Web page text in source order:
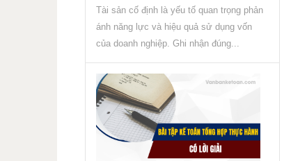
Tài sản cố định là yếu tố quan trọng phản
ánh năng lực và hiệu quả sử dụng vốn
của doanh nghiệp. Ghi nhận đúng...